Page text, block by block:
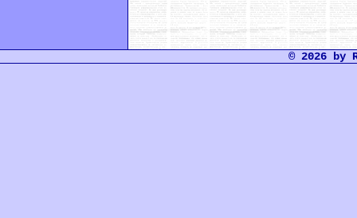
© 2026 by